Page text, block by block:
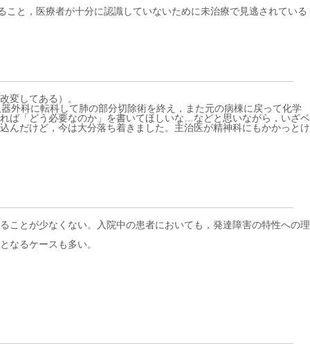
と，医療者が十分に認識していないために未治療で見逃されている
変してある）。
外科に転科して肺の部分切除術を終え，また元の病棟に戻って化学
ば「どう必要なのか」を書いてほしいな…などと思いながら，いざベ
んだけど，今は大分落ち着きました。主治医が精神科にもかかっとけ
ことが少なくない。入院中の患者においても，発達障害の特性への理
なるケースも多い。